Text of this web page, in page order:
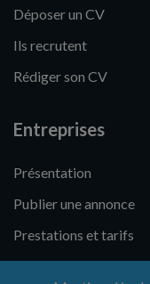
Déposer un CV
Ils recrutent
Rédiger son CV
Entreprises
Présentation
Publier une annonce
Prestations et tarifs